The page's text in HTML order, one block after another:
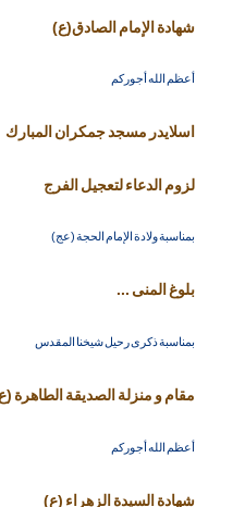
شهادة الإمام الصادق(ع)
أعظم الله أجوركم
اسلايدر مسجد جمكران المبارك
لزوم الدعاء لتعجيل الفرج
بمناسبة ولادة الإمام الحجة (عج)
بلوغ المنى ...
بمناسبة ذكرى رحيل شيخنا المقدس
مقام و منزلة الصديقة الطاهرة (ع)
أعظم الله أجوركم
شهادة السيدة الزهراء (ع)